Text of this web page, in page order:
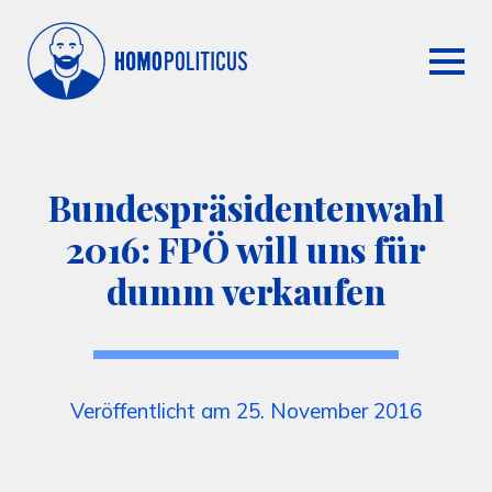
Bundespräsidentenwahl
2016: FPÖ will uns für
dumm verkaufen
Veröffentlicht am 25. November 2016